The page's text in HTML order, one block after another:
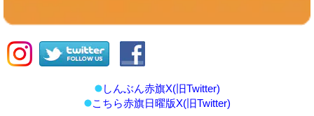
しんぶん赤旗X(旧Twitter)
こちら赤旗日曜版X(旧Twitter)